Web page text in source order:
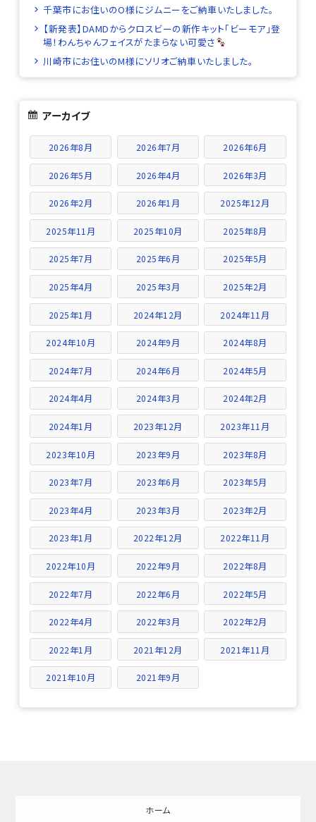
千葉市にお住いのO様にジムニーをご納車いたしました。
【新発表】DAMDからクロスビーの新作キット「ビーモア」登
場！わんちゃんフェイスがたまらない可愛さ
川崎市にお住いのM様にソリオご納車いたしました。
アーカイブ
2026年8月 2026年7月 2026年6月
2026年5月 2026年4月 2026年3月
2026年2月 2026年1月 2025年12月
2025年11月 2025年10月 2025年8月
2025年7月 2025年6月 2025年5月
2025年4月 2025年3月 2025年2月
2025年1月 2024年12月 2024年11月
2024年10月 2024年9月 2024年8月
2024年7月 2024年6月 2024年5月
2024年4月 2024年3月 2024年2月
2024年1月 2023年12月 2023年11月
2023年10月 2023年9月 2023年8月
2023年7月 2023年6月 2023年5月
2023年4月 2023年3月 2023年2月
2023年1月 2022年12月 2022年11月
2022年10月 2022年9月 2022年8月
2022年7月 2022年6月 2022年5月
2022年4月 2022年3月 2022年2月
2022年1月 2021年12月 2021年11月
2021年10月 2021年9月
ホーム